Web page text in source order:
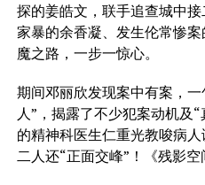
探的姜皓文，联手追查城中
家暴的余香凝、发生伦常惨
魔之路，一步一惊心。
期间邓丽欣发现案中有案，
人”，揭露了不少犯案动机及
的精神科医生仁重光教唆病
二人还“正面交峰”！《残影空